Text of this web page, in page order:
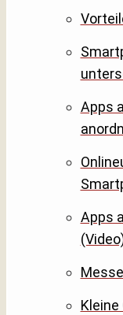
Apps
Apps